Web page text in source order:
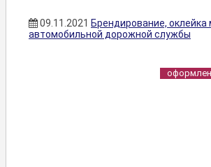
09.11.2021 Брендирование, оклейка
автомобильной дорожной службы